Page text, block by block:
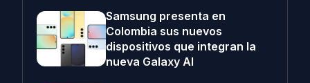
Samsung presenta en
Colombia sus nuevos
dispositivos que integran la
nueva Galaxy AI